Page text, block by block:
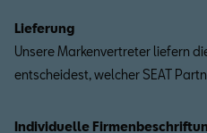
Lieferung
Unsere Markenvertreter liefern
entscheidest, welcher SEAT
Individuelle